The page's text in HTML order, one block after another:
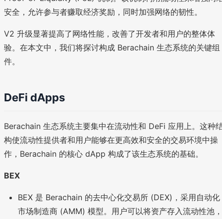
安全，允许参与者赚取经济奖励，同时加强网络的韧性。
V2 升级显著提高了网络性能，改善了开发者和用户的整体体
验。在本文中，我们将探讨构成 Berachain 生态系统的关键组
件。
DeFi dApps
Berachain 生态系统主要集中在流动性和 DeFi 应用上。这种
构使流动性提供者和用户能够在更高效和安全的交易环境中操
作，Berachain 的核心 dApp 构成了该生态系统的基础。
BEX
BEX 是 Berachain 的去中心化交易所 (DEX)，采用自动化
市场制造商 (AMM) 模型。用户可以将资产存入流动性池，